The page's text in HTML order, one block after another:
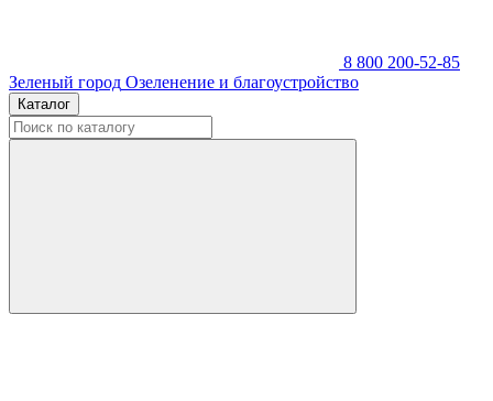
8 800 200-52-85
Зеленый город Озеленение и благоустройство
Каталог